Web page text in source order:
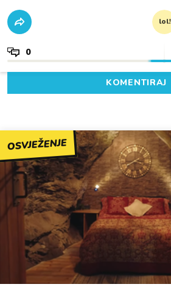
lol!
0
KOMENTIRAJ
OSVJEŽENJE